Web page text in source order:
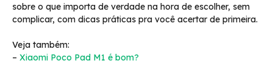
sobre o que importa de verdade na hora de escolher, sem
complicar, com dicas práticas pra você acertar de primeira.
Veja também:
– Xiaomi Poco Pad M1 é bom?